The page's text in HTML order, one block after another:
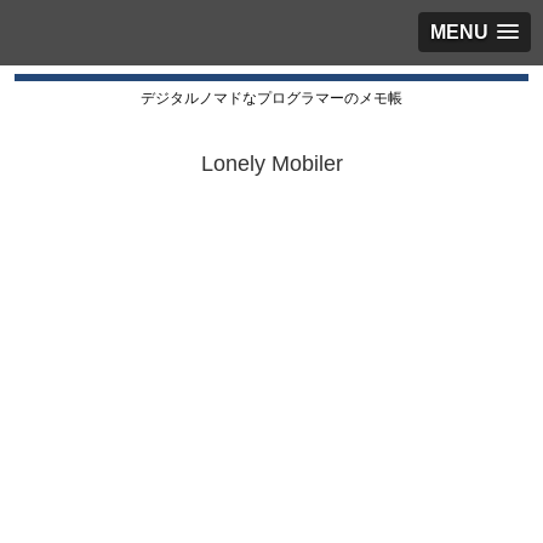
MENU
デジタルノマドなプログラマーのメモ帳
Lonely Mobiler